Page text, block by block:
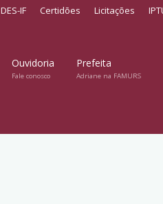
DES-IF Certidões Licitações
Ouvidoria
Fale conosco
Prefeita
Adriane na FAMURS